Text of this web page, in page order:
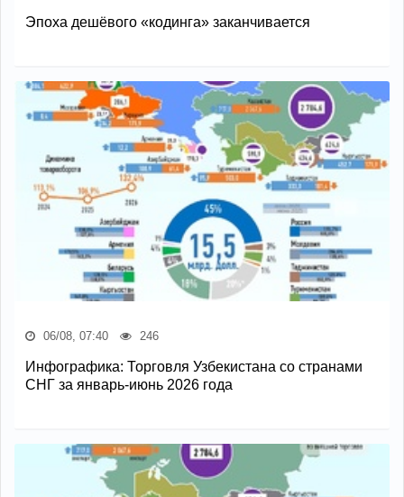
Эпоха дешёвого «кодинга» заканчивается
06/08, 07:40 246
Инфографика: Торговля Узбекистана со странами
СНГ за январь-июнь 2026 года